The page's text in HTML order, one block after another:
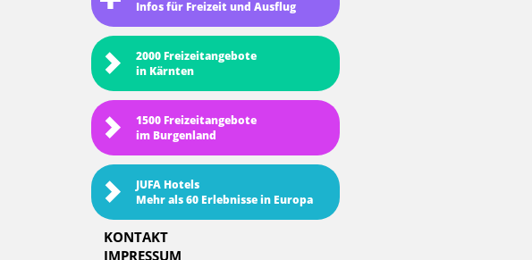
Infos für Freizeit und Ausflug
2000 Freizeitangebote
in Kärnten
1500 Freizeitangebote
im Burgenland
JUFA Hotels
Mehr als 60 Erlebnisse in Europa
KONTAKT
IMPRESSUM